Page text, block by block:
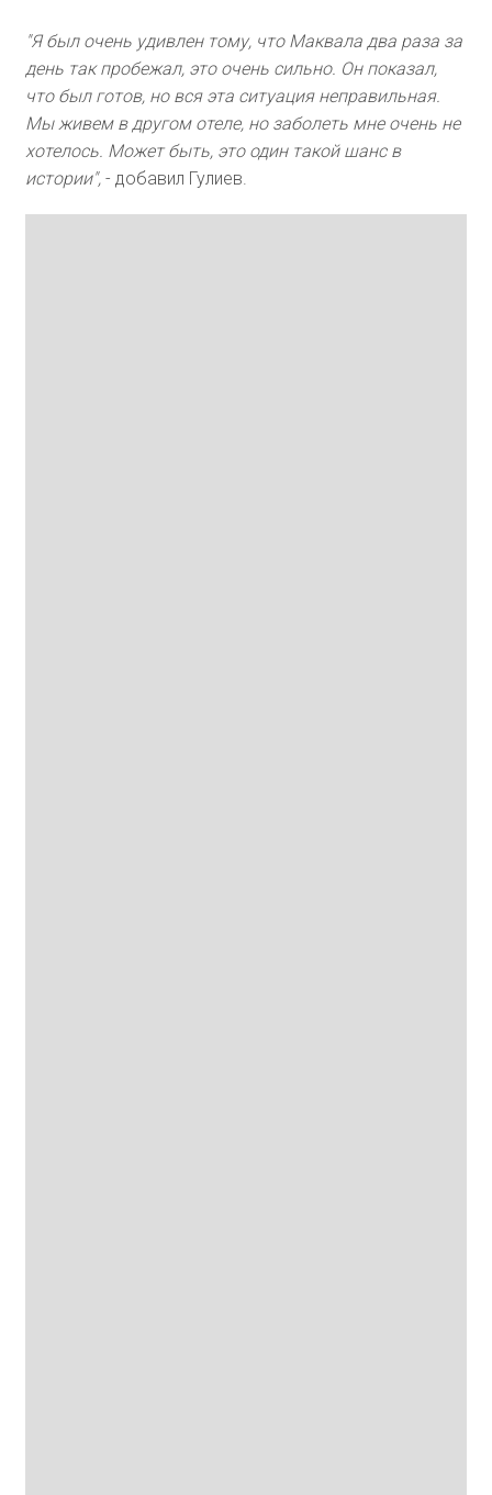
"Я был очень удивлен тому, что Маквала два раза за
день так пробежал, это очень сильно. Он показал,
что был готов, но вся эта ситуация неправильная.
Мы живем в другом отеле, но заболеть мне очень не
хотелось. Может быть, это один такой шанс в
истории",- добавил Гулиев.